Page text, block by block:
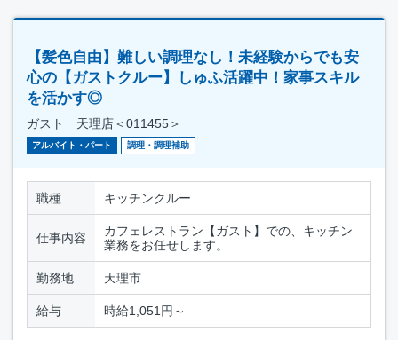
【髪色自由】難しい調理なし！未経験からでも安
心の【ガストクルー】しゅふ活躍中！家事スキル
を活かす◎
ガスト 天理店＜011455＞
アルバイト・パート 調理・調理補助
職種 キッチンクルー
仕事内容
カフェレストラン【ガスト】での、キッチン
業務をお任せします。
勤務地 天理市
給与 時給1,051円～